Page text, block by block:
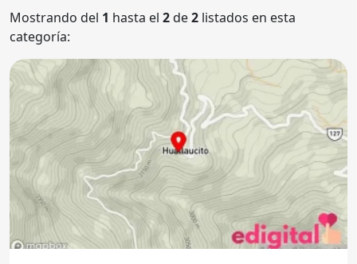
Mostrando del 1 hasta el 2de2 listados en esta
categoría: